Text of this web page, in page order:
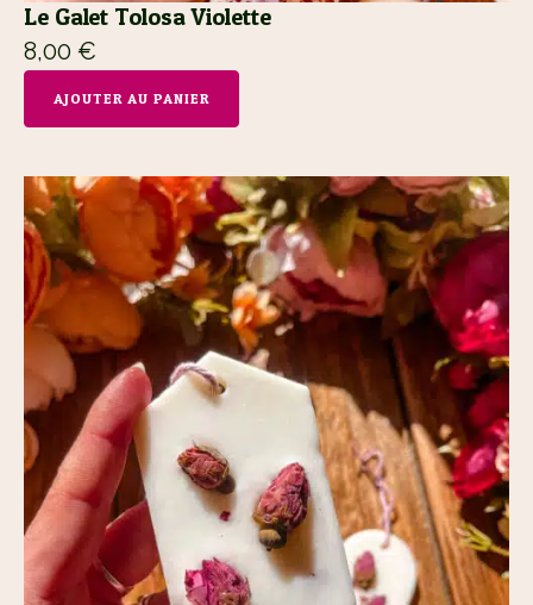
Le Galet Tolosa Violette
8,00 €
AJOUTER AU PANIER